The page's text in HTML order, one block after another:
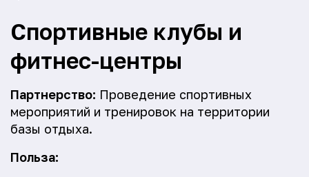
Спортивные клубы и
фитнес-центры
Партнерство: Проведение спортивных
мероприятий и тренировок на территории
базы отдыха.
Польза: